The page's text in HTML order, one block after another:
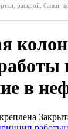
раскрой, балки,
в